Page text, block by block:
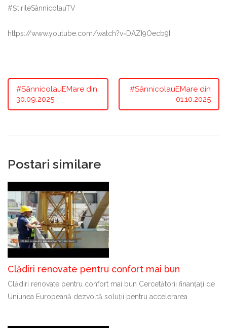
#ȘtirileSânnicolauTV
https://www.youtube.com/watch?v=DAZI9Oecb9I
#SânnicolauEMare din
30.09.2025
#SânnicolauEMare din
01.10.2025
Postari similare
Clădiri renovate pentru confort mai bun
Clădiri renovate pentru confort mai bun Cercetătorii finanțați de
Uniunea Europeană dezvoltă soluții pentru accelerarea